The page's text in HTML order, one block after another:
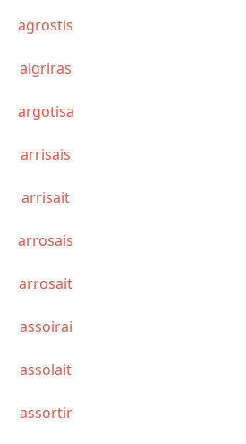
agrostis
aigriras
argotisa
arrisais
arrisait
arrosais
arrosait
assoirai
assolait
assortir